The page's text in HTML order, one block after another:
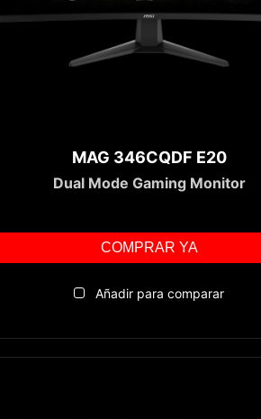
MAG 346CQDF E20
Dual Mode Gaming Monitor
COMPRAR YA
Añadir para comparar